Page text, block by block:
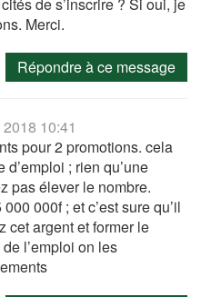
Merci.
Répondre à ce message
10:41
pour 2 promotions. cela
d’emploi ; rien qu’une
pas élever le nombre.
000f ; et c’est sure qu’il
cet argent et former le
l’emploi on les